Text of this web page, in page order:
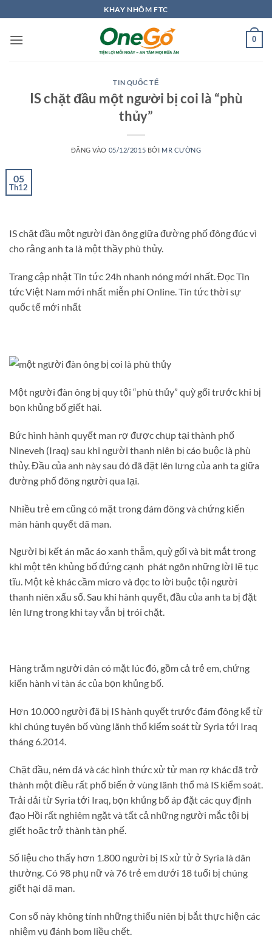
qua
nội
KHAY NHÔM FTC
0
TIN QUỐC TẾ
IS chặt đầu một người bị coi là “phù
thủy”
ĐĂNG VÀO 05/12/2015 BỞI MR CƯỜNG
05
Th12
IS chặt đầu một người đàn ông giữa đường phố đông đúc vì
cho rằng anh ta là một thầy phù thủy.
Trang cập nhật Tin tức 24h nhanh nóng mới nhất. Đọc Tin
tức Việt Nam mới nhất miễn phí Online. Tin tức thời sự
quốc tế mới nhất
Một người đàn ông bị quy tội “phù thủy” quỳ gối trước khi bị
bọn khủng bố giết hại.
Bức hình hành quyết man rợ được chụp tại thành phố
Nineveh (Iraq) sau khi người thanh niên bị cáo buộc là phù
thủy. Đầu của anh này sau đó đã đặt lên lưng của anh ta giữa
đường phố đông người qua lại.
Nhiều trẻ em cũng có mặt trong đám đông và chứng kiến
màn hành quyết dã man.
Người bị kết án mặc áo xanh thẫm, quỳ gối và bịt mắt trong
khi một tên khủng bố đứng cạnh phát ngôn những lời lẽ tục
tĩu. Một kẻ khác cầm micro và đọc to lời buộc tội người
thanh niên xấu số. Sau khi hành quyết, đầu của anh ta bị đặt
lên lưng trong khi tay vẫn bị trói chặt.
Hàng trăm người dân có mặt lúc đó, gồm cả trẻ em, chứng
kiến hành vi tàn ác của bọn khủng bố.
Hơn 10.000 người đã bị IS hành quyết trước đám đông kể từ
khi chúng tuyên bố vùng lãnh thổ kiểm soát từ Syria tới Iraq
tháng 6.2014.
Chặt đầu, ném đá và các hình thức xử tử man rợ khác đã trở
thành một điều rất phổ biến ở vùng lãnh thổ mà IS kiểm soát.
Trải dải từ Syria tới Iraq, bọn khủng bố áp đặt các quy định
đạo Hồi rất nghiêm ngặt và tất cả những người mắc tội bị
giết hoặc trở thành tàn phế.
Số liệu cho thấy hơn 1.800 người bị IS xử tử ở Syria là dân
thường. Có 98 phụ nữ và 76 trẻ em dưới 18 tuổi bị chúng
giết hại dã man.
Con số này không tính những thiếu niên bị bắt thực hiện các
nhiệm vụ đánh bom liều chết.